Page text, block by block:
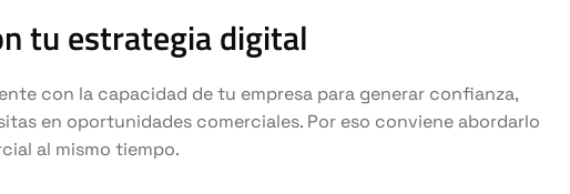
tu estrategia digital
con la capacidad de tu empresa para generar confianza,
en oportunidades comerciales. Por eso conviene abordarlo
al mismo tiempo.